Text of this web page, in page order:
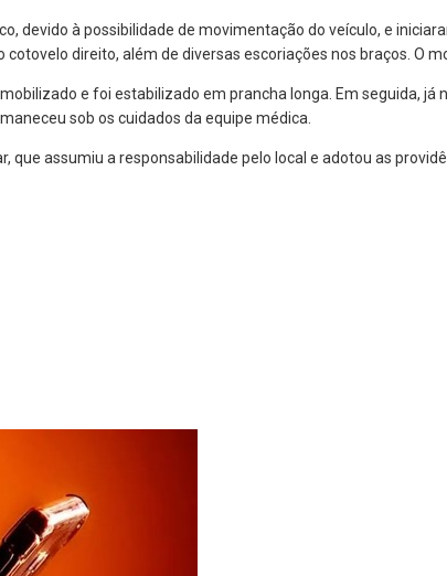
devido à possibilidade de movimentação do veículo, e
direito, além de diversas escoriações nos braços. O
e foi estabilizado em prancha longa. Em seguida,
sob os cuidados da equipe médica.
assumiu a responsabilidade pelo local e adotou as